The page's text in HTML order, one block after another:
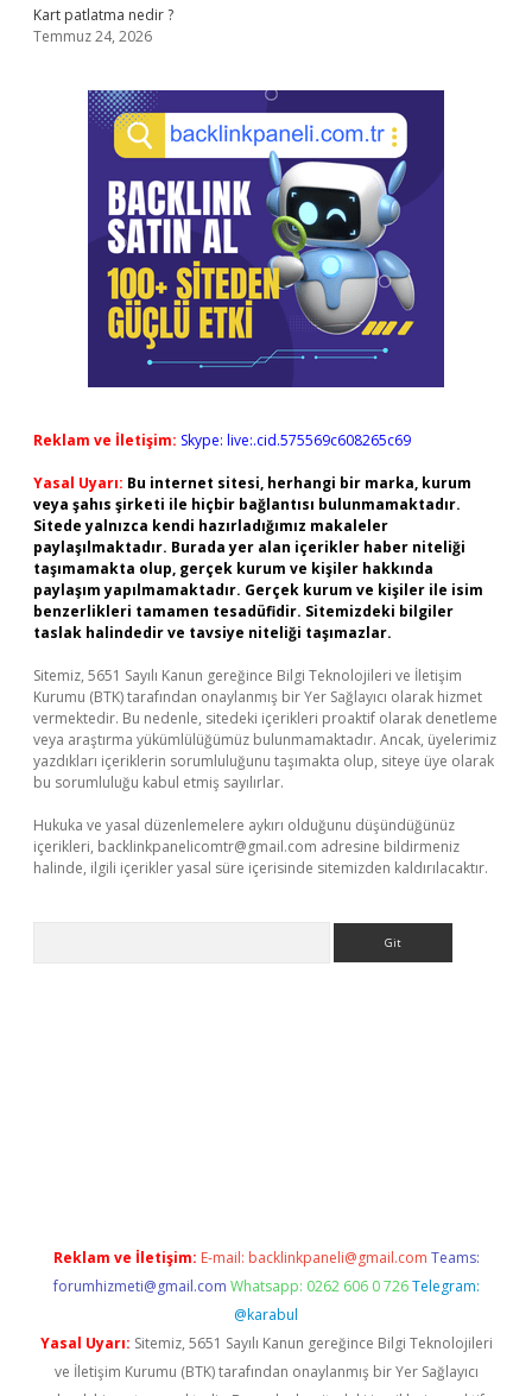
Kart patlatma nedir ?
Temmuz 24, 2026
Reklam ve İletişim: Skype: live:.cid.575569c608265c69
Yasal Uyarı: Bu internet sitesi, herhangi bir marka, kurum
veya şahıs şirketi ile hiçbir bağlantısı bulunmamaktadır.
Sitede yalnızca kendi hazırladığımız makaleler
paylaşılmaktadır. Burada yer alan içerikler haber niteliği
taşımamakta olup, gerçek kurum ve kişiler hakkında
paylaşım yapılmamaktadır. Gerçek kurum ve kişiler ile isim
benzerlikleri tamamen tesadüfidir. Sitemizdeki bilgiler
taslak halindedir ve tavsiye niteliği taşımazlar.
Sitemiz, 5651 Sayılı Kanun gereğince Bilgi Teknolojileri ve İletişim
Kurumu (BTK) tarafından onaylanmış bir Yer Sağlayıcı olarak hizmet
vermektedir. Bu nedenle, sitedeki içerikleri proaktif olarak denetleme
veya araştırma yükümlülüğümüz bulunmamaktadır. Ancak, üyelerimiz
yazdıkları içeriklerin sorumluluğunu taşımakta olup, siteye üye olarak
bu sorumluluğu kabul etmiş sayılırlar.
Hukuka ve yasal düzenlemelere aykırı olduğunu düşündüğünüz
içerikleri, backlinkpanelicomtr@gmail.com adresine bildirmeniz
halinde, ilgili içerikler yasal süre içerisinde sitemizden kaldırılacaktır.
Reklam ve İletişim: E-mail: backlinkpaneli@gmail.com Teams:
forumhizmeti@gmail.com Whatsapp: 0262 606 0 726 Telegram:
@karabul
Yasal Uyarı: Sitemiz, 5651 Sayılı Kanun gereğince Bilgi Teknolojileri
ve İletişim Kurumu (BTK) tarafından onaylanmış bir Yer Sağlayıcı